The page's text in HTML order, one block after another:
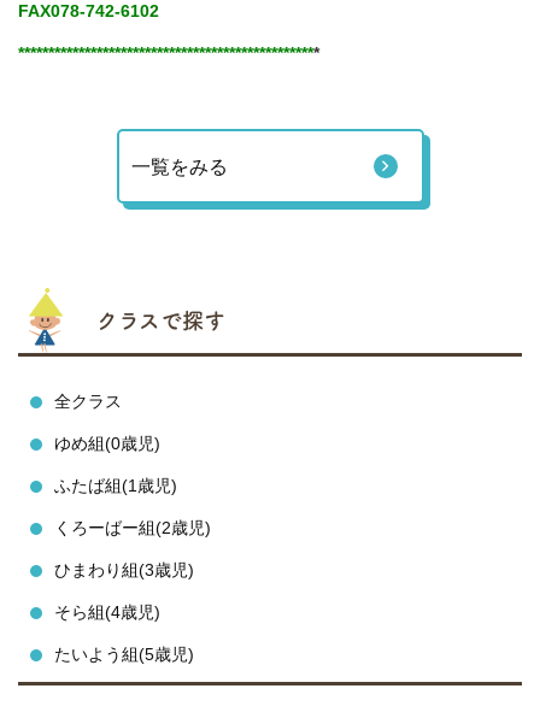
クラスで探す
全クラス
ゆめ組(0歳児)
ふたば組(1歳児)
くろーばー組(2歳児)
ひまわり組(3歳児)
そら組(4歳児)
たいよう組(5歳児)
FAX078-742-6102
**************************************************
一覧をみる